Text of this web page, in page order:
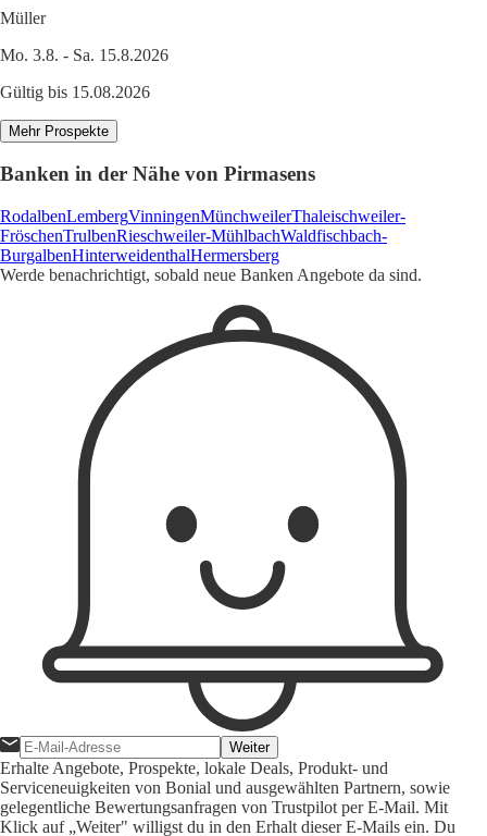
Müller
Mo. 3.8. - Sa. 15.8.2026
Gültig bis 15.08.2026
Mehr Prospekte
Banken in der Nähe von Pirmasens
RodalbenLembergVinningenMünchweilerThaleischweiler-
FröschenTrulbenRieschweiler-MühlbachWaldfischbach-
BurgalbenHinterweidenthalHermersberg
Werde benachrichtigt, sobald neue Banken Angebote da sind.
Weiter
Erhalte Angebote, Prospekte, lokale Deals, Produkt- und
Serviceneuigkeiten von Bonial und ausgewählten Partnern, sowie
gelegentliche Bewertungsanfragen von Trustpilot per E-Mail. Mit
Klick auf „Weiter" willigst du in den Erhalt dieser E-Mails ein. Du